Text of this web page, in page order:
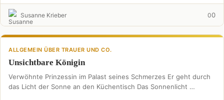
Susanne Krieber 00
ALLGEMEIN ÜBER TRAUER UND CO.
Unsichtbare Königin
Verwöhnte Prinzessin im Palast seines Schmerzes Er geht durch
das Licht der Sonne an den Küchentisch Das Sonnenlicht …